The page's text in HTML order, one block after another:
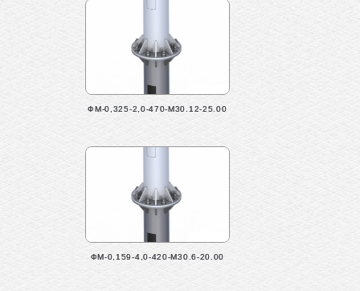
ФМ-0,325-2,0-470-М30.12-25.00
ФМ-0,159-4,0-420-М30.6-20.00